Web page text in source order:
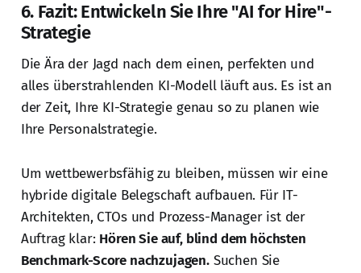
6. Fazit: Entwickeln Sie Ihre "AI for Hire"-
Strategie
Die Ära der Jagd nach dem einen, perfekten und
alles überstrahlenden KI-Modell läuft aus. Es ist an
der Zeit, Ihre KI-Strategie genau so zu planen wie
Ihre Personalstrategie.
Um wettbewerbsfähig zu bleiben, müssen wir eine
hybride digitale Belegschaft aufbauen. Für IT-
Architekten, CTOs und Prozess-Manager ist der
Auftrag klar: Hören Sie auf, blind dem höchsten
Benchmark-Score nachzujagen.Suchen Sie